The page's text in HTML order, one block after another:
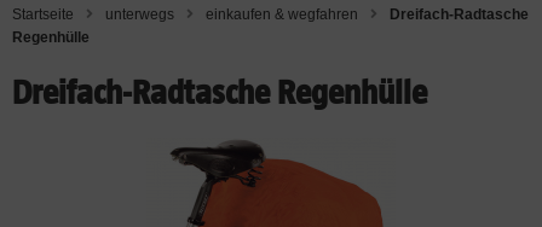
Startseite unterwegs einkaufen & wegfahren
Dreifach-Radtasche
Regenhülle
Dreifach-Radtasche Regenhülle